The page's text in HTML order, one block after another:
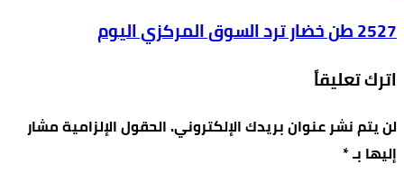
2527 طن خضار ترد السوق المركزي اليوم
اترك تعليقاً
لن يتم نشر عنوان بريدك الإلكتروني.الحقول الإلزامية مشار
إليها بـ*